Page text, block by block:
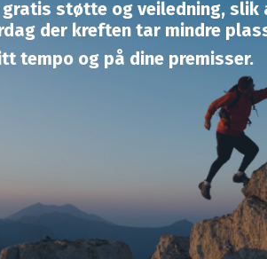
støtte og veiledning, slik
der kreften tar mindre
tempo og på dine premisser.